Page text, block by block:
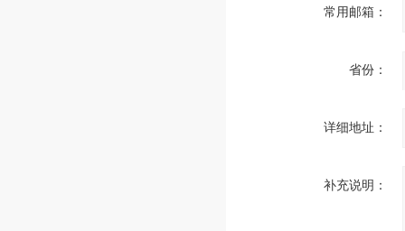
常用邮箱：
省份：
详细地址：
补充说明：